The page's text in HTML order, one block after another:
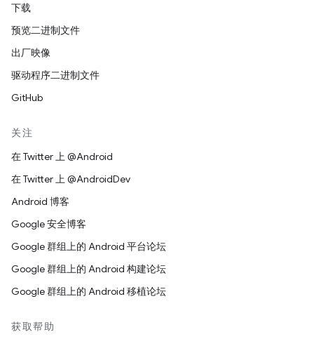
下载
预览二进制文件
出厂映像
驱动程序二进制文件
GitHub
关注
在 Twitter 上 @Android
在 Twitter 上 @AndroidDev
Android 博客
Google 安全博客
Google 群组上的 Android 平台论坛
Google 群组上的 Android 构建论坛
Google 群组上的 Android 移植论坛
获取帮助